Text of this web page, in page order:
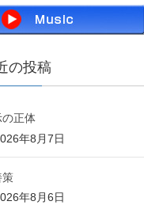
の投稿
正体
年8月7日
策
年8月6日